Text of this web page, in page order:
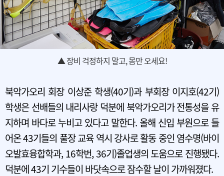
▲ 장비 걱정하지 말고, 몸만 오세요!
북악가오리 회장 이상준 학생(40기)과 부회장 이지호(42기)
학생은 선배들의 내리사랑 덕분에 북악가오리가 전통성을 유
지하며 바다로 누비고 있다고 말한다. 올해 신입 부원으로 들
어온 43기들의 풀장 교육 역시 강사로 활동 중인 염수명(바이
오발효융합학과, 16학번, 36기)졸업생의 도움으로 진행됐다.
덕분에 43기 기수들이 바닷속으로 잠수할 날이 가까워졌다.